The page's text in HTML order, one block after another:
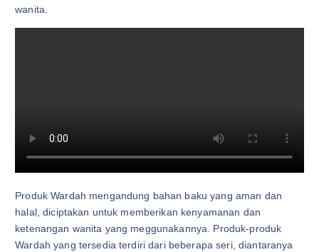
wanita.
Produk Wardah mengandung bahan baku yang aman dan
halal, diciptakan untuk memberikan kenyamanan dan
ketenangan wanita yang meggunakannya. Produk-produk
Wardah yang tersedia terdiri dari beberapa seri, diantaranya